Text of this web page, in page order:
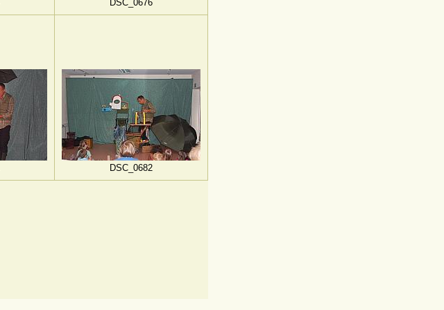
DSC_0676
DSC_0682